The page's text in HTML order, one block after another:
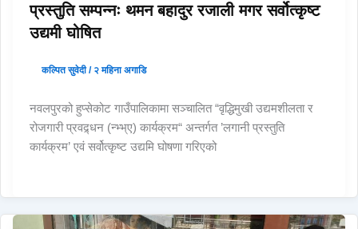
प्रस्तुति सम्पन्नः थमन बहादुर रजाली मगर सर्वोत्कृष्ट
उद्यमी घोषित
कल्पित सुवेदी/ २ महिना अगाडि
नवलपुरको हुप्सेकोट गाउँपालिकामा सञ्चालित “वृद्धिमुखी उद्यमशीलता र
रोजगारी प्रवद्र्धन (न्भ्भ्ए) कार्यक्रम“ अन्तर्गत ’लगानी प्रस्तुति
कार्यक्रम’ एवं सर्वोत्कृष्ट उद्यमि घोषणा गरिएको